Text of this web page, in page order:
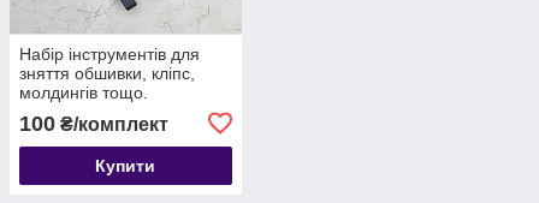
Набір інструментів для
зняття обшивки, кліпс,
молдингів тощо.
автомобіля з антиковзною
поверхнею, 4 шт
100 ₴/комплект
Купити